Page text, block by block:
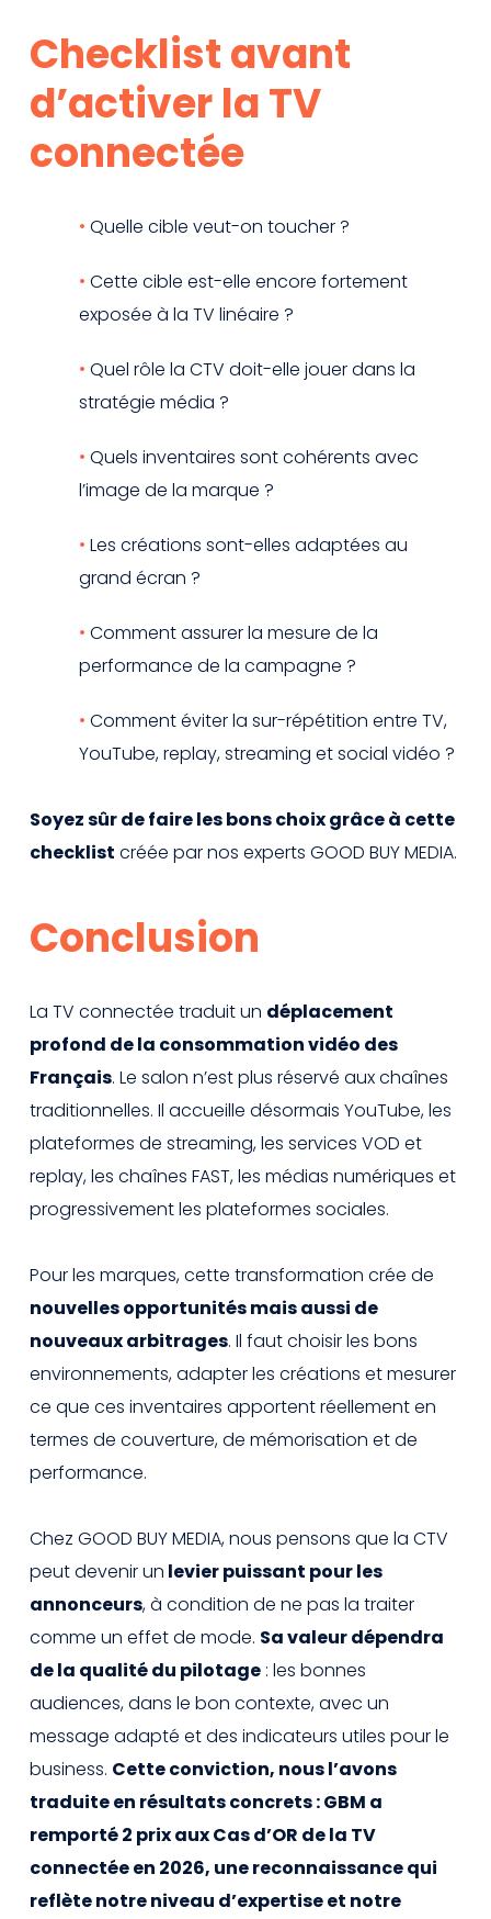
Checklist avant
d’activer la TV
connectée
Quelle cible veut-on toucher ?
Cette cible est-elle encore fortement
exposée à la TV linéaire ?
Quel rôle la CTV doit-elle jouer dans la
stratégie média ?
Quels inventaires sont cohérents avec
l’image de la marque ?
Les créations sont-elles adaptées au
grand écran ?
Comment assurer la mesure de la
performance de la campagne ?
Comment éviter la sur-répétition entre TV,
YouTube, replay, streaming et social vidéo ?
Soyez sûr de faire les bons choix grâce à cette
checklist créée par nos experts GOOD BUY MEDIA.
Conclusion
La TV connectée traduit un déplacement
profond de la consommation vidéo des
Français. Le salon n’est plus réservé aux chaînes
traditionnelles. Il accueille désormais YouTube, les
plateformes de streaming, les services VOD et
replay, les chaînes FAST, les médias numériques et
progressivement les plateformes sociales.
Pour les marques, cette transformation crée de
nouvelles opportunités mais aussi de
nouveaux arbitrages. Il faut choisir les bons
environnements, adapter les créations et mesurer
ce que ces inventaires apportent réellement en
termes de couverture, de mémorisation et de
performance.
Chez GOOD BUY MEDIA, nous pensons que la CTV
peut devenir un levier puissant pour les
annonceurs, à condition de ne pas la traiter
comme un effet de mode. Sa valeur dépendra
de la qualité du pilotage : les bonnes
audiences, dans le bon contexte, avec un
message adapté et des indicateurs utiles pour le
business. Cette conviction, nous l’avons
traduite en résultats concrets : GBM a
remporté 2 prix aux Cas d’OR de la TV
connectée en 2026, une reconnaissance qui
reflète notre niveau d’expertise et notre